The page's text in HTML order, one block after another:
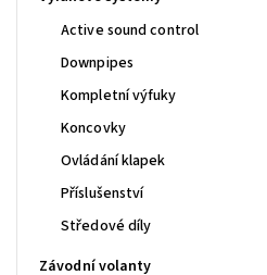
Active sound control
Downpipes
Kompletní výfuky
Koncovky
Ovládání klapek
Příslušenství
Středové díly
Závodní volanty